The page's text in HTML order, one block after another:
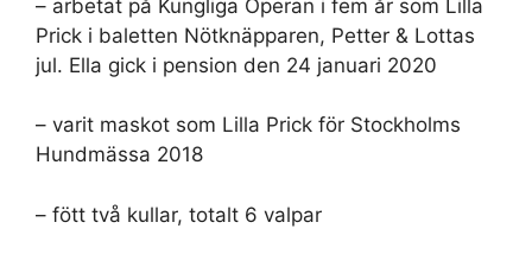
– arbetat på Kungliga Operan i fem år som Lilla
Prick i baletten Nötknäpparen, Petter & Lottas
jul. Ella gick i pension den 24 januari 2020
– varit maskot som Lilla Prick för Stockholms
Hundmässa 2018
– fött två kullar, totalt 6 valpar